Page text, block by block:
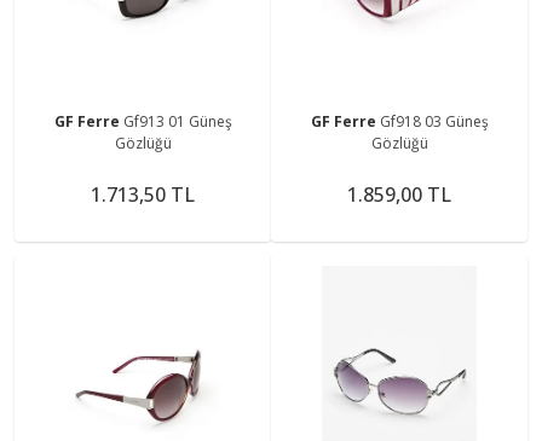
GF Ferre Gf913 01 Güneş
Gözlüğü
1.713,50 TL
GF Ferre Gf918 03 Güneş
Gözlüğü
1.859,00 TL